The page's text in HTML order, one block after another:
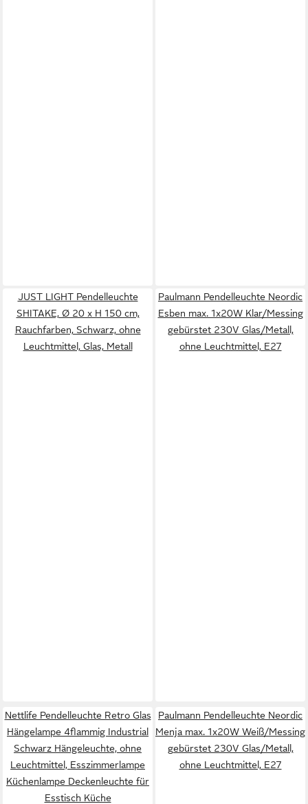
JUST LIGHT Pendelleuchte
SHITAKE, Ø 20 x H 150 cm,
Rauchfarben, Schwarz, ohne
Leuchtmittel, Glas, Metall
Paulmann Pendelleuchte Neordic
Esben max. 1x20W Klar/Messing
gebürstet 230V Glas/Metall,
ohne Leuchtmittel, E27
Nettlife Pendelleuchte Retro Glas
Hängelampe 4flammig Industrial
Schwarz Hängeleuchte, ohne
Leuchtmittel, Esszimmerlampe
Küchenlampe Deckenleuchte für
Esstisch Küche
Paulmann Pendelleuchte Neordic
Menja max. 1x20W Weiß/Messing
gebürstet 230V Glas/Metall,
ohne Leuchtmittel, E27